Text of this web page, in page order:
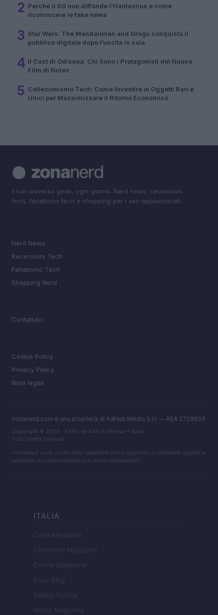
2 Perché il 6G non diffonde l’Hantavirus e come
riconoscere le fake news
3 Star Wars: The Mandalorian and Grogu conquista il
pubblico digitale dopo l’uscita in sala
4 Il Cast di Odissea: Chi Sono i Protagonisti del Nuovo
Film di Nolan
5 Collezionismo Tech: Come Investire in Oggetti Rari e
Unici per Massimizzare il Ritorno Economico
Il tuo universo geek, ogni giorno. Nerd news, recensioni
tech, fanatismo tech e shopping per i veri appassionati.
Nerd News
Recensioni Tech
Fanatismo Tech
Shopping Nerd
Contattaci
Cookie Policy
Privacy Policy
Note legali
zonanerd.com è una proprietà di AdHub Media S.r.l. — REA 2729933
Copyright © 2026 · Edito da AdHub Media — Italia
Tutti i diritti riservati
I contenuti sono curati dalla redazione con il supporto di strumenti digitali e
realizzati in collaborazione con autori indipendenti.
ITALIA
Casa Magazine
Cineverse Magazine
Donne Magazine
Food Blog
Milano Notizie
Motor Magazine